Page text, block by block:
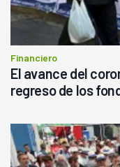
Financiero
El avance del
regreso de los